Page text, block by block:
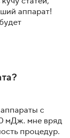
аппарат!
с
мДж. мне вряд
процедур.